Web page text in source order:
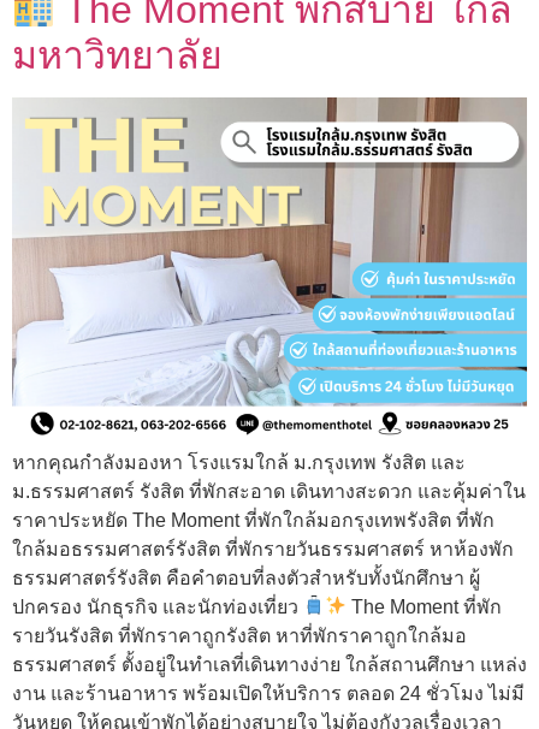
The Moment พักสบาย ใกล้
มหาวิทยาลัย
หากคุณกำลังมองหา โรงแรมใกล้ ม.กรุงเทพ รังสิต และ
ม.ธรรมศาสตร์ รังสิต ที่พักสะอาด เดินทางสะดวก และคุ้มค่าใน
ราคาประหยัด The Moment ที่พักใกล้มอกรุงเทพรังสิต ที่พัก
ใกล้มอธรรมศาสตร์รังสิต ที่พักรายวันธรรมศาสตร์ หาห้องพัก
ธรรมศาสตร์รังสิต คือคำตอบที่ลงตัวสำหรับทั้งนักศึกษา ผู้
ปกครอง นักธุรกิจ และนักท่องเที่ยว
The Moment ที่พัก
รายวันรังสิต ที่พักราคาถูกรังสิต หาที่พักราคาถูกใกล้มอ
ธรรมศาสตร์ ตั้งอยู่ในทำเลที่เดินทางง่าย ใกล้สถานศึกษา แหล่ง
งาน และร้านอาหาร พร้อมเปิดให้บริการ ตลอด 24 ชั่วโมง ไม่มี
วันหยุด ให้คุณเข้าพักได้อย่างสบายใจ ไม่ต้องกังวลเรื่องเวลา